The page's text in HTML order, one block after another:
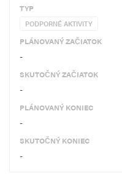
TYP
PODPORNÉ AKTIVITY
PLÁNOVANÝ ZAČIATOK
-
SKUTOČNÝ ZAČIATOK
-
PLÁNOVANÝ KONIEC
-
SKUTOČNÝ KONIEC
-